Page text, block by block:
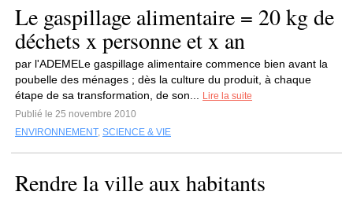
Le gaspillage alimentaire = 20 kg de
déchets x personne et x an
par l'ADEMELe gaspillage alimentaire commence bien avant la
poubelle des ménages ; dès la culture du produit, à chaque
étape de sa transformation, de son...
Lire la suite
Publié le 25 novembre 2010
ENVIRONNEMENT, SCIENCE & VIE
Rendre la ville aux habitants